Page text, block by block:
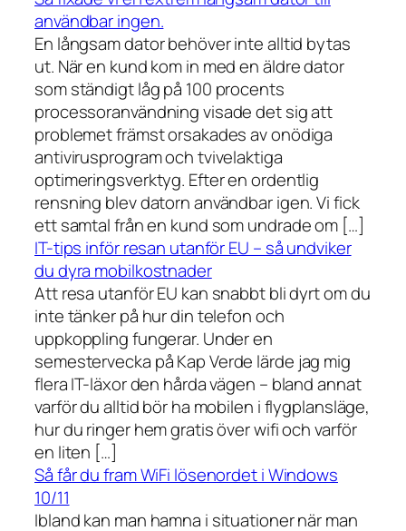
användbar ingen.
En långsam dator behöver inte alltid bytas
ut. När en kund kom in med en äldre dator
som ständigt låg på 100 procents
processoranvändning visade det sig att
problemet främst orsakades av onödiga
antivirusprogram och tvivelaktiga
optimeringsverktyg. Efter en ordentlig
rensning blev datorn användbar igen. Vi fick
ett samtal från en kund som undrade om […]
IT-tips inför resan utanför EU – så undviker
du dyra mobilkostnader
Att resa utanför EU kan snabbt bli dyrt om du
inte tänker på hur din telefon och
uppkoppling fungerar. Under en
semestervecka på Kap Verde lärde jag mig
flera IT-läxor den hårda vägen – bland annat
varför du alltid bör ha mobilen i flygplansläge,
hur du ringer hem gratis över wifi och varför
en liten […]
Så får du fram WiFi lösenordet i Windows
10/11
Ibland kan man hamna i situationer när man